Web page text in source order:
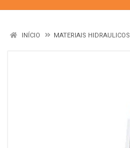
INÍCIO MATERIAIS HIDRAULICOS